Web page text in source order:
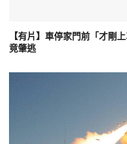
【有片】車停家門前「才剛
竟肇逃